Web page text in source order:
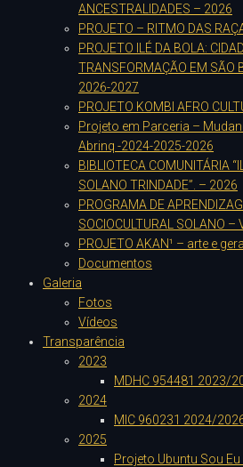
ANCESTRALIDADES – 2026
PROJETO – RITMO DAS
PROJETO ILÉ DA BOLA:
TRANSFORMAÇÃO EM SÃO
2026-2027
PROJETO KOMBI AFRO
Projeto em Parceria –
Abrinq -2024-2025-2026
BIBLIOTECA COMUNITÁRIA
SOLANO TRINDADE”. – 2026
PROGRAMA DE
SOCIOCULTURAL SOLANO –
PROJETO AKAN¹ – arte e
Documentos
Galeria
Fotos
Vídeos
Transparência
2023
MDHC 954481 2023/
2024
MIC 960231 2024/
2025
Projeto Ubuntu Sou